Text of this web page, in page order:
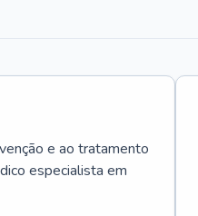
e ao tratamento
especialista em